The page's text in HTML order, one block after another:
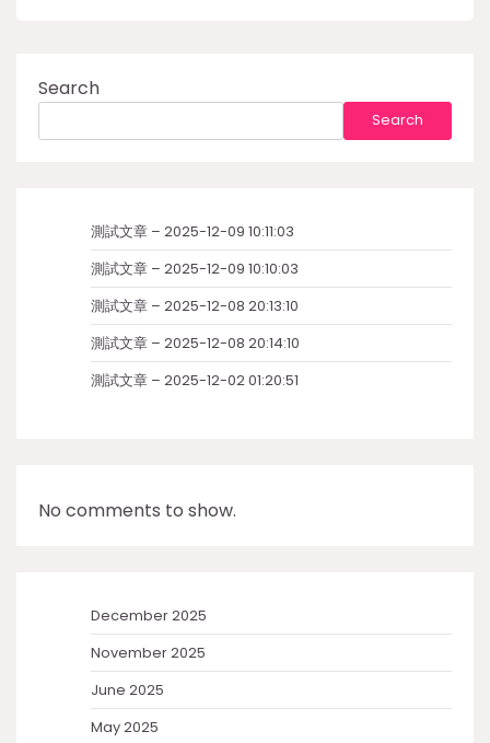
Search
Search
測試文章 – 2025-12-09 10:11:03
測試文章 – 2025-12-09 10:10:03
測試文章 – 2025-12-08 20:13:10
測試文章 – 2025-12-08 20:14:10
測試文章 – 2025-12-02 01:20:51
No comments to show.
December 2025
November 2025
June 2025
May 2025